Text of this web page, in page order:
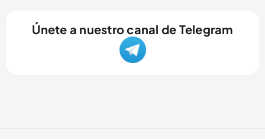
Únete a nuestro canal de Telegram